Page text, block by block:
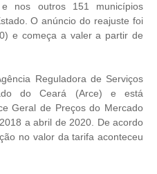
nos outros 151 municípios
O anúncio do reajuste foi
e começa a valer a partir de
Reguladora de Serviços
do Ceará (Arce) e está
Geral de Preços do Mercado
a abril de 2020. De acordo
no valor da tarifa aconteceu